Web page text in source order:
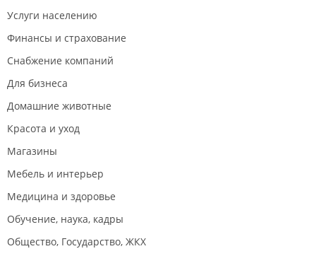
Услуги населению
Финансы и страхование
Снабжение компаний
Для бизнеса
Домашние животные
Красота и уход
Магазины
Мебель и интерьер
Медицина и здоровье
Обучение, наука, кадры
Общество, Государство, ЖКХ